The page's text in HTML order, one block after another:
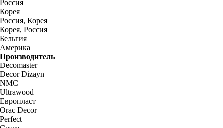
Россия
Корея
Россия, Корея
Корея, Россия
Бельгия
Америка
Производитель
Decomaster
Decor Dizayn
NMC
Ultrawood
Европласт
Orac Decor
Perfect